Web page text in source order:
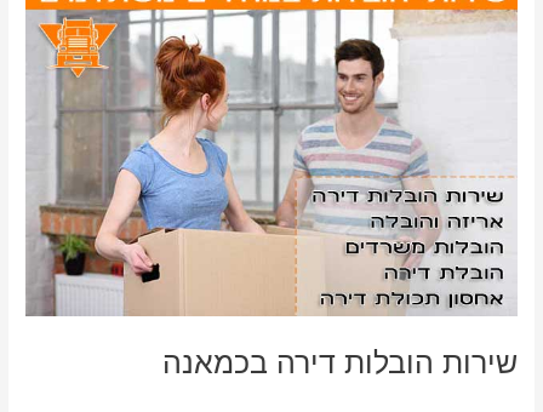
שירות הובלות דירה בכמאנה